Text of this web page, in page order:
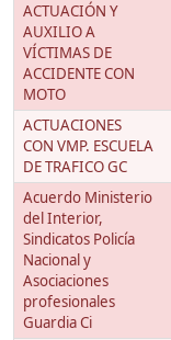
ACTUACIÓN Y
AUXILIO A
VÍCTIMAS DE
ACCIDENTE CON
MOTO
ACTUACIONES
CON VMP. ESCUELA
DE TRAFICO GC
Acuerdo Ministerio
del Interior,
Sindicatos Policía
Nacional y
Asociaciones
profesionales
Guardia Ci